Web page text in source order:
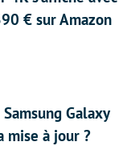
€ sur Amazon
Galaxy
mise à jour ?